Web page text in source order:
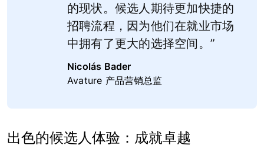
的现状。候选人期待更加快捷的
招聘流程，因为他们在就业市场
中拥有了更大的选择空间。”
Nicolás Bader
Avature 产品营销总监
出色的候选人体验：成就卓越